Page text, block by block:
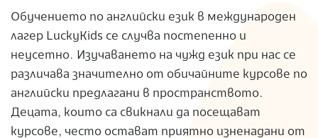
Обучението по английски език в международен
лагер LuckyKids се случва постепенно и
неусетно. Изучаването на чужд език при нас се
различава значително от обичайните курсове по
английски предлагани в пространството.
Децата, които са свикнали да посещават
курсове, често остават приятно изненадани от